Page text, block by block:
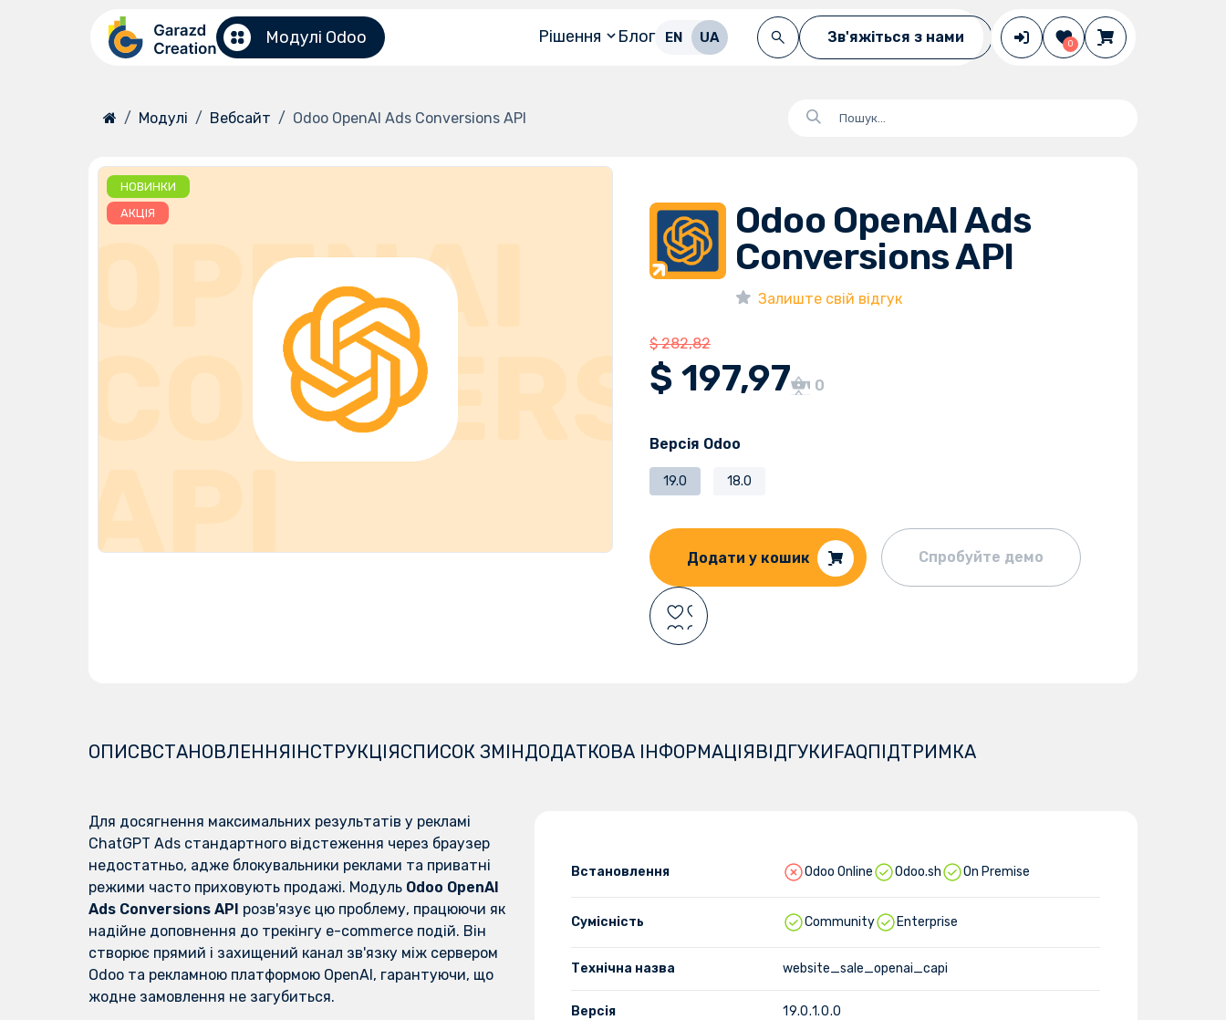
Модулі Odoo Рішення Блог EN UA Зв'яжіться з нами 0
Модулі Вебсайт Odoo OpenAI Ads Conversions API
НОВИНКИ
АКЦІЯ
Odoo OpenAI Ads
Conversions API
Залиште свій відгук
$282,82
$ 197,97 0
Версія Odoo
19.0 18.0
Додати у кошик Спробуйте демо
ОПИСВСТАНОВЛЕННЯІНСТРУКЦІЯСПИСОК ЗМІНДОДАТКОВА ІНФОРМАЦІЯВІДГУКИFAQПІДТРИМКА
Для досягнення максимальних результатів у рекламі
ChatGPT Ads стандартного відстеження через браузер
недостатньо, адже блокувальники реклами та приватні
режими часто приховують продажі. Модуль Odoo OpenAI
Ads Conversions API розв'язує цю проблему, працюючи як
надійне доповнення до трекінгу e-commerce подій. Він
створює прямий і захищений канал зв'язку між сервером
Odoo та рекламною платформою OpenAI, гарантуючи, що
жодне замовлення не загубиться.
Встановлення Odoo Online Odoo.sh On Premise
Сумісність Community Enterprise
Технічна назва website_sale_openai_capi
Версія 19.0.1.0.0